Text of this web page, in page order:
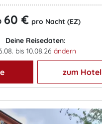
60 € pro Nacht (EZ)
Deine Reisedaten:
bis 10.08.26 ändern
zum Hotel